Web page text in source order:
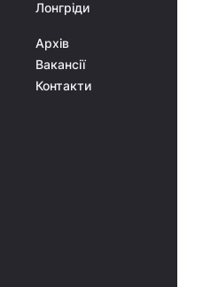
Лонгріди
Архів
Вакансії
Контакти